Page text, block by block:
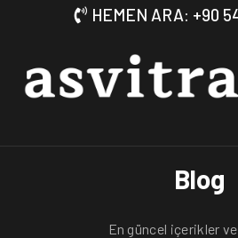
HEMEN ARA: +90
Blog
En güncel içerikler